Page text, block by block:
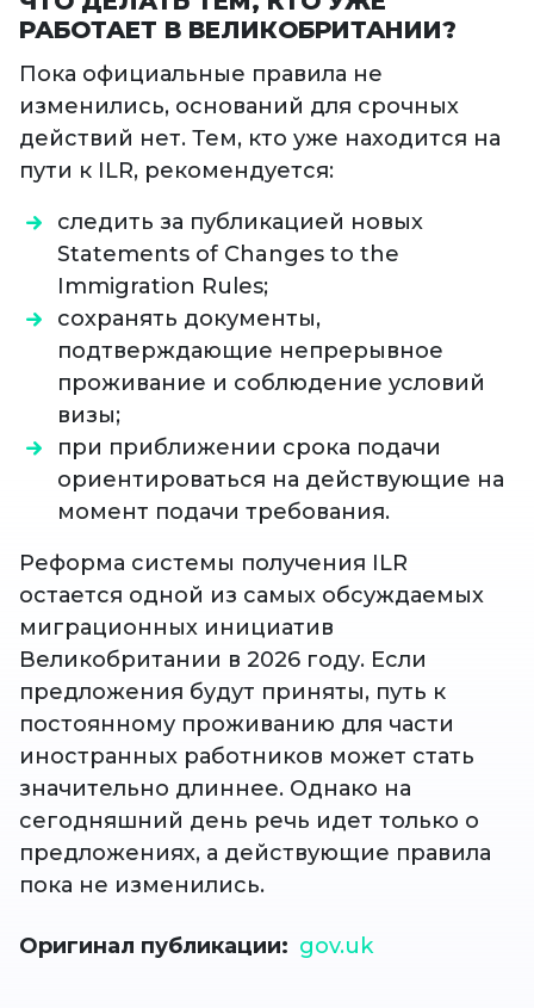
РАБОТАЕТ В ВЕЛИКОБРИТАНИИ?
Пока официальные правила не
изменились, оснований для срочных
действий нет. Тем, кто уже находится на
пути к ILR, рекомендуется:
следить за публикацией новых
Statements of Changes to the
Immigration Rules;
сохранять документы,
подтверждающие непрерывное
проживание и соблюдение условий
визы;
при приближении срока подачи
ориентироваться на действующие на
момент подачи требования.
Реформа системы получения ILR
остается одной из самых обсуждаемых
миграционных инициатив
Великобритании в 2026 году. Если
предложения будут приняты, путь к
постоянному проживанию для части
иностранных работников может стать
значительно длиннее. Однако на
сегодняшний день речь идет только о
предложениях, а действующие правила
пока не изменились.
Оригинал публикации gov.uk